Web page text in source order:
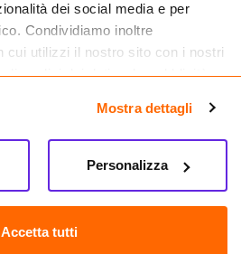
dei social media e per
Condividiamo inoltre
cui utilizzi il nostro sito con i nostri
analisi dei dati web, pubblicità e
loro o che hanno raccolto dal
Mostra dettagli
Accetta tutti
Personalizza
NA-884088
128, 80147 Napoli